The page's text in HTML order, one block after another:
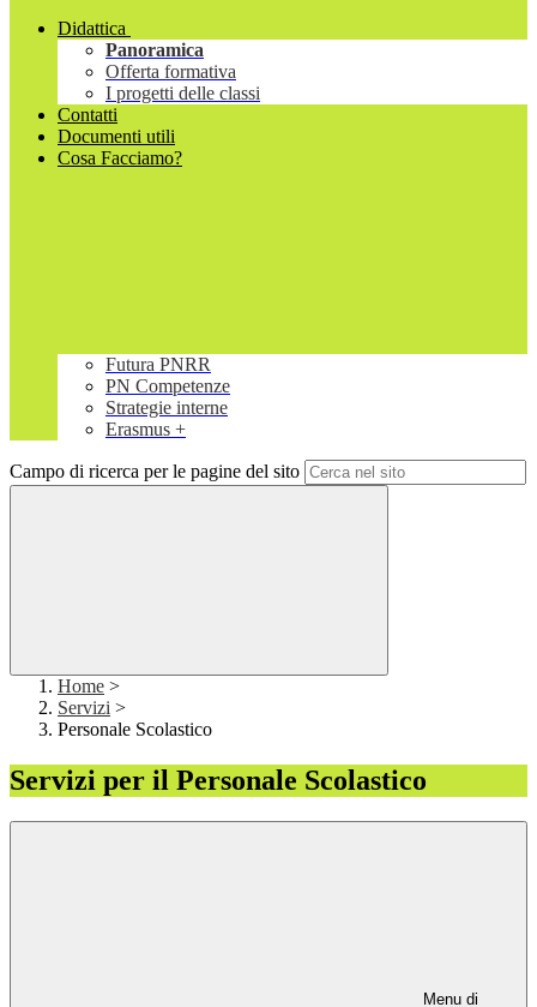
Didattica
Panoramica
Offerta formativa
I progetti delle classi
Contatti
Documenti utili
Cosa Facciamo?
Futura PNRR
PN Competenze
Strategie interne
Erasmus +
Campo di ricerca per le pagine del sito
Home >
Servizi >
Personale Scolastico
Servizi per il Personale Scolastico
Menu di